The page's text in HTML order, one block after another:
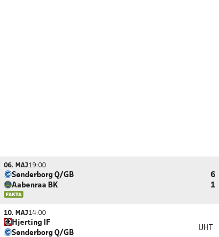
06. MAJ19:00
Sønderborg Q/GB
6
Aabenraa BK
1
10. MAJ14:00
Hjerting IF
Sønderborg Q/GB
UHT